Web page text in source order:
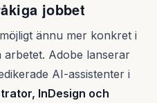
jobbet
ännu mer konkret i
arbetet. Adobe lanserar
AI-assistenter i
InDesign och